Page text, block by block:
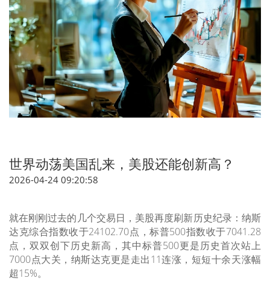
世界动荡美国乱来，美股还能创新高？
2026-04-24 09:20:58
就在刚刚过去的几个交易日，美股再度刷新历史纪录： 纳斯
达克综合指数收于24102.70点，标普500指数收于7041.28
点，双双创下历史新高 ，其中标普500更是历史首次站上
7000点大关 ，纳斯达克更是走出11连涨 ，短短十余天涨幅
超15%。